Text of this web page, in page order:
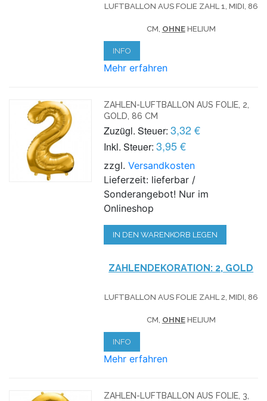
LUFTBALLON AUS FOLIE ZAHL 1, MIDI, 86
CM, OHNEHELIUM
INFO
Mehr erfahren
ZAHLEN-LUFTBALLON AUS FOLIE, 2,
GOLD, 86 CM
Zuzügl. Steuer: 3,32 €
Inkl. Steuer: 3,95 €
zzgl.Versandkosten
Lieferzeit: lieferbar /
Sonderangebot! Nur im
Onlineshop
IN DEN WARENKORB LEGEN
ZAHLENDEKORATION: 2, GOLD
LUFTBALLON AUS FOLIE ZAHL 2, MIDI, 86
CM, OHNEHELIUM
INFO
Mehr erfahren
ZAHLEN-LUFTBALLON AUS FOLIE, 3,